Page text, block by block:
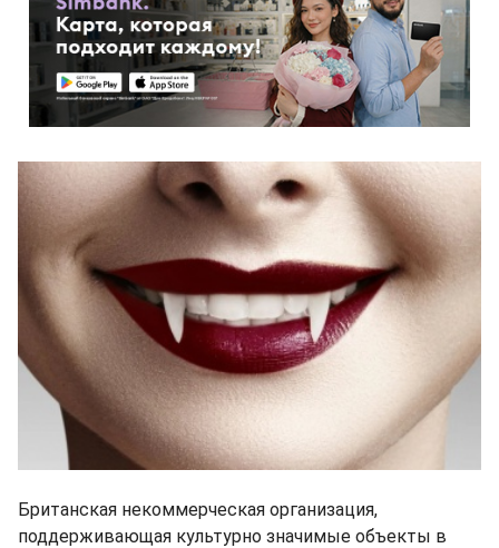
Британская некоммерческая организация,
поддерживающая культурно значимые объекты в